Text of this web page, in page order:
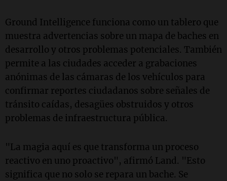
Ground Intelligence funciona como un tablero que
muestra advertencias sobre un mapa de baches en
desarrollo y otros problemas potenciales. También
permite a las ciudades acceder a grabaciones
anónimas de las cámaras de los vehículos para
confirmar reportes ciudadanos sobre señales de
tránsito caídas, desagües obstruidos y otros
problemas de infraestructura pública.
"La magia aquí es que transforma un proceso
reactivo en uno proactivo", afirmó Land. "Esto
significa que no solo se repara un bache. Se